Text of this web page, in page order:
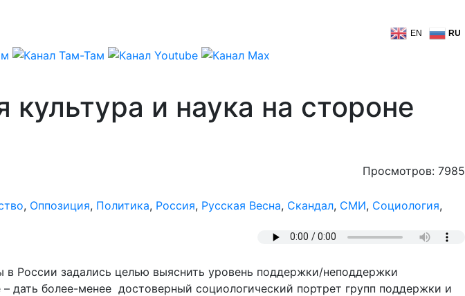
EN RU
и наука на стороне
Просмотров: 7985
, Оппозиция, Политика, Россия, Русская Весна, Скандал, СМИ, Социология,
России задались целью выяснить уровень поддержки/неподдержки
дать более-менее достоверный социологический портрет групп поддержки и